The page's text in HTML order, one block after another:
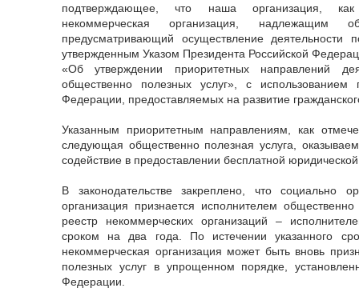
подтверждающее, что наша организация, как
некоммерческая организация, надлежащим
предусматривающий осуществление деятельности
утвержденным Указом Президента Российской
«Об утверждении приоритетных направлений
общественно полезных услуг», с использованием
Федерации, предоставляемых на развитие
Указанным приоритетным направлениям, как
следующая общественно полезная услуга,
содействие в предоставлении бесплатной
В законодательстве закреплено, что социально
организация признается исполнителем
реестр некоммерческих организаций –
сроком на два года. По истечении указанного
некоммерческая организация может быть вновь
полезных услуг в упрощенном порядке,
Федерации.